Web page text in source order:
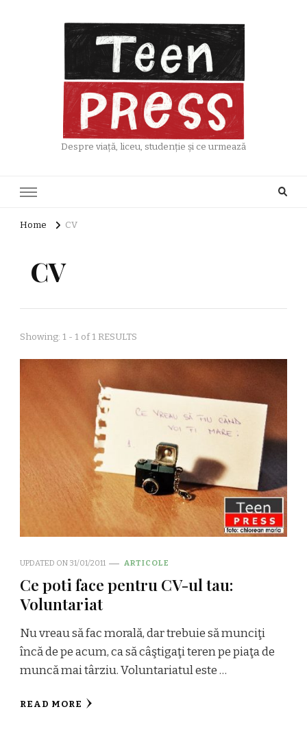
Despre viață, liceu, studenție și ce urmează
Home CV
CV
Showing: 1 - 1 of 1 RESULTS
UPDATED ON 31/01/2011 ARTICOLE
Ce poti face pentru CV-ul tau:
Voluntariat
Nu vreau să fac morală, dar trebuie să munciţi
încă de pe acum, ca să câştigaţi teren pe piaţa de
muncă mai târziu. Voluntariatul este …
READ MORE